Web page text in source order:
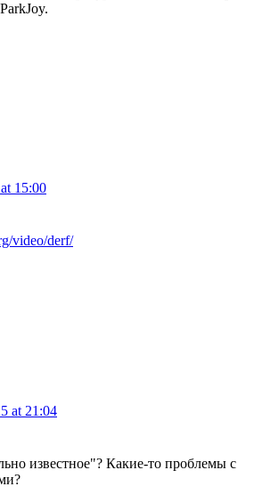
15:00
video/derf/
at 21:04
известное"? Какие-то проблемы с